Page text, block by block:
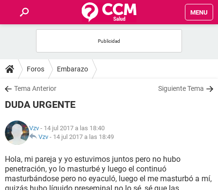
MENU
FOROS
SALUD
NUTRICIÓN
BIENESTAR
SEXUALIDAD
Foros Embarazo
Tema Anterior Siguiente Tema
DUDA URGENTE
Vzv - 14 jul 2017 a las 18:40
Vzv - 14 jul 2017 a las 18:49
Hola, mi pareja y yo estuvimos juntos pero no hubo
penetración, yo lo masturbé y luego el continuó
masturbándose pero no eyaculó, luego el me masturbó a mí,